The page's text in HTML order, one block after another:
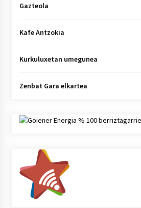
Gazteola
Kafe Antzokia
Kurkuluxetan umegunea
Zenbat Gara elkartea